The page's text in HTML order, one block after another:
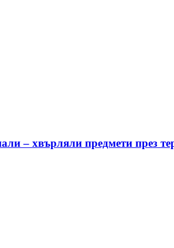
– хвърляли предмети през